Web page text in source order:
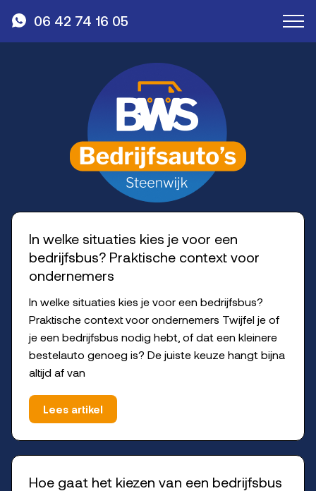
06 42 74 16 05
Artikelen
In welke situaties kies je voor een
bedrijfsbus? Praktische context voor
ondernemers
In welke situaties kies je voor een bedrijfsbus?
Praktische context voor ondernemers Twijfel je of
je een bedrijfsbus nodig hebt, of dat een kleinere
bestelauto genoeg is? De juiste keuze hangt bijna
altijd af van
Lees artikel
Hoe gaat het kiezen van een bedrijfsbus